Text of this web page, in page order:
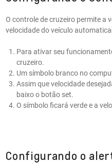
O controle de cruzeiro permite a
velocidade do veículo
Para ativar seu
cruzeiro.
Um símbolo branco no
Assim que velocidade
baixo o botão set.
O símbolo ficará verde e a
Configurando o